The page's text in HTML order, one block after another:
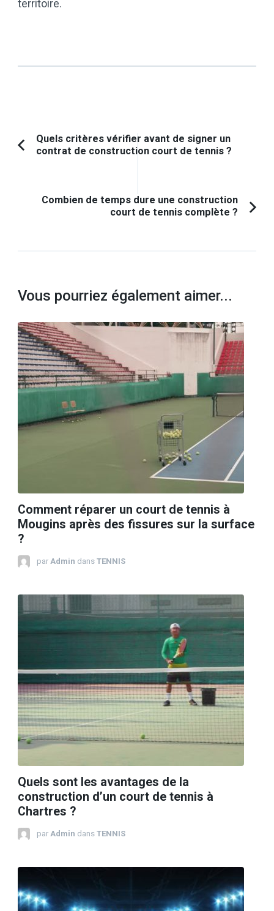
territoire.
Navigation
d'article
Article
Quels critères vérifier avant de signer un
contrat de construction court de tennis ?
Combien de temps dure une construction
court de tennis complète ?
Vous pourriez également aimer...
Comment réparer un court de tennis à
Mougins après des fissures sur la surface
?
par Admin dans TENNIS
Quels sont les avantages de la
construction d’un court de tennis à
Chartres ?
par Admin dans TENNIS